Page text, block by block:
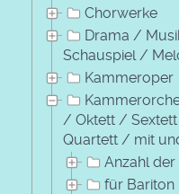
Chorwerke
Drama /
Schauspiel /
Kammeroper
/ Oktett /
Quartett / mit
Anzahl
für Bariton